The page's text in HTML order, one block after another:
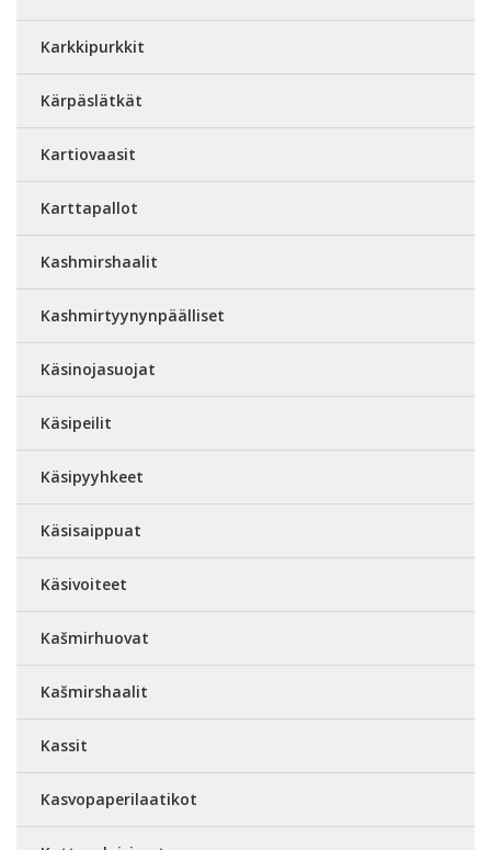
Karkkipurkkit
Kärpäslätkät
Kartiovaasit
Karttapallot
Kashmirshaalit
Kashmirtyynynpäälliset
Käsinojasuojat
Käsipeilit
Käsipyyhkeet
Käsisaippuat
Käsivoiteet
Kašmirhuovat
Kašmirshaalit
Kassit
Kasvopaperilaatikot